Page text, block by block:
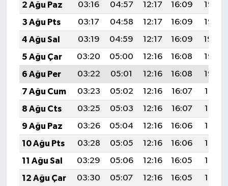
2 Ağu Paz
03:16 04:57 12:17 16:09
19:26
3 Ağu Pts
03:17 04:58 12:17 16:09
19:25
4 Ağu Sal
03:19 04:59 12:17 16:09
19:24
5 Ağu Çar
03:20 05:00 12:16 16:08
19:23
6 Ağu Per
03:22 05:01 12:16 16:08
19:22
7 Ağu Cum
03:23 05:02 12:16 16:07
19:21
8 Ağu Cts
03:25 05:03 12:16 16:07
19:19
9 Ağu Paz
03:26 05:04 12:16 16:06
19:18
10 Ağu Pts
03:28 05:05 12:16 16:06
19:17
11 Ağu Sal
03:29 05:06 12:16 16:05
19:16
12 Ağu Çar
03:30 05:07 12:16 16:05 19:14